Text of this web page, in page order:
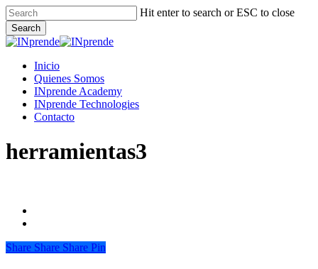
Skip
to
main
content
Hit enter to search or ESC to close
Search
Close
Menu
Inicio
Quienes Somos
INprende Academy
INprende Technologies
Contacto
herramientas3
Share
Share Share Share Pin